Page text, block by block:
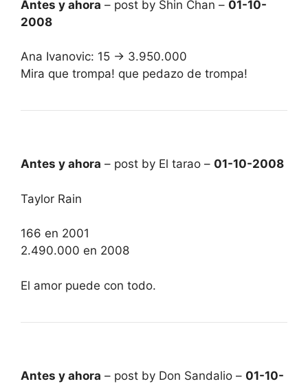
Antes y ahora – post by Shin Chan – 01-10-
2008
Ana Ivanovic: 15 -> 3.950.000
Mira que trompa! que pedazo de trompa!
Antes y ahora – post by El tarao – 01-10-2008
Taylor Rain
166 en 2001
2.490.000 en 2008
El amor puede con todo.
Antes y ahora – post by Don Sandalio – 01-10-